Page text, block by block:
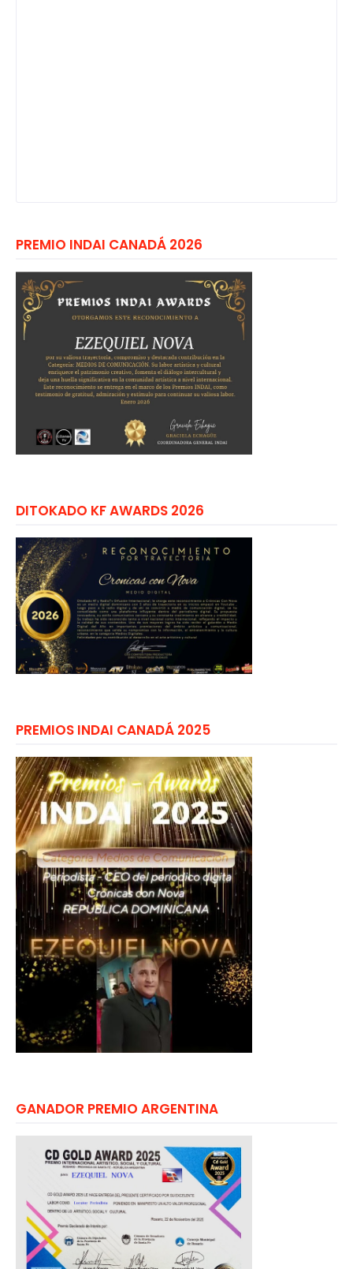
PREMIO INDAI CANADÁ 2026
DITOKADO KF AWARDS 2026
PREMIOS INDAI CANADÁ 2025
GANADOR PREMIO ARGENTINA